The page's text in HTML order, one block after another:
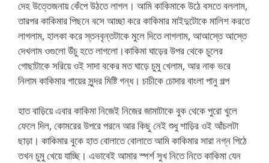
দেহ উত্তেজনায় কেঁপে উঠতে লাগল। আমি কাকিমাকে উঠে বসতে বললাম,
তারপর কাকিমার পিছনে বসে আচ্ছা করে কাকিমার মাইদুটোকে মালিশ করতে
লাগলাম, হালকা করে স্তনবৃন্তটাকে মুলে দিতে লাগলাম, আআস্তে আস্তে
দেখলাম ওগুলো উঁচু হতে লাগলো।কাকিমা ঘাড়ের উপর থেকে চুলের
গোছাটাকে সরিয়ে ওই সাদা বকের মত ঘাড়ে চুমু খেলাম, আর নাক ভরে
নিলাম কাকিমার গায়ের সুন্দর মিষ্টি গন্ধ। চাচীকে চোদার বাংলা পানু গল্প
হাত বাড়িয়ে এবার কাকিমা নিজেই নিজের জামাটাকে বুক থেকে পুরো খুলে
ফেলে দিল, কোমরের উপরে পরনে আর কিছু নেই শুধু শাড়ির ওই আঁচলটা
ছাড়া। কাকিমার বুকে হাত বোলাতে বোলাতে আমি কাকিমার সারা নগ্ন পিঠে
তখন চুমু খেয়ে যাচ্ছি। এভাবেই আমার স্পর্শ সুখ নিতে নিতে কাকিমা যেন